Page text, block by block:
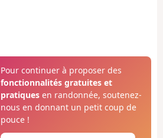
Pour continuer à proposer des
fonctionnalités gratuites et
pratiquesen randonnée, soutenez-
nous en donnant un petit coup de
pouce !